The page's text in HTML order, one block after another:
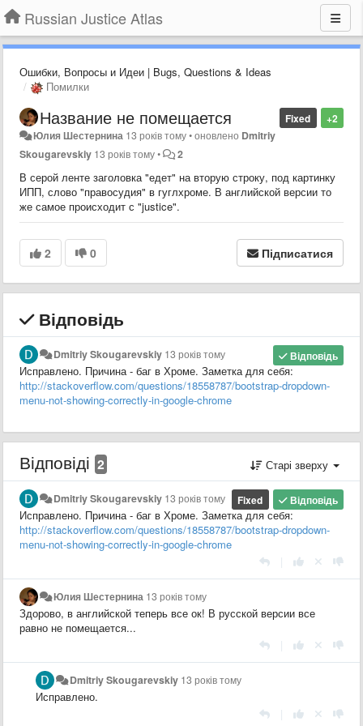
Russian Justice Atlas
Ошибки, Вопросы и Идеи | Bugs, Questions & Ideas
Помилки
+2
Fixed
Название не помещается
Юлия Шестернина 13 років тому•оновлено Dmitriy
Skougarevskiy 13 років тому• 2
В серой ленте заголовка "едет" на вторую строку, под картинку
ИПП, слово "правосудия" в гуглхроме. В английской версии то
же самое происходит с "justice".
2 0 Підписатися
Відповідь
Відповідь
Dmitriy Skougarevskiy 13 років тому
Исправлено. Причина - баг в Хроме. Заметка для себя:
http://stackoverflow.com/questions/18558787/bootstrap-dropdown-
menu-not-showing-correctly-in-google-chrome
Відповіді 2 Старі зверху
Відповідь
Fixed
Dmitriy Skougarevskiy 13 років тому
Исправлено. Причина - баг в Хроме. Заметка для себя:
http://stackoverflow.com/questions/18558787/bootstrap-dropdown-
menu-not-showing-correctly-in-google-chrome
Юлия Шестернина 13 років тому
Здорово, в английской теперь все ок! В русской версии все
равно не помещается...
Dmitriy Skougarevskiy 13 років тому
Исправлено.